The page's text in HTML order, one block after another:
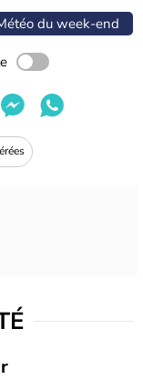
du week-end